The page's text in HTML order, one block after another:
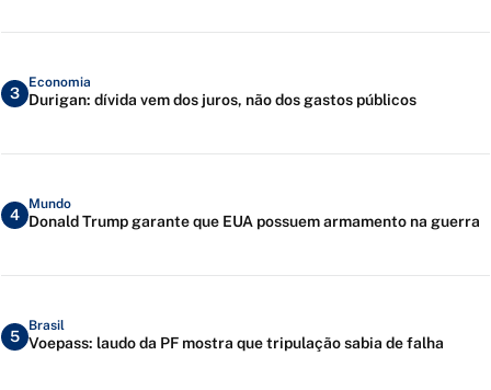
3
Economia
Durigan: dívida vem dos juros, não dos gastos públicos
4
Mundo
Donald Trump garante que EUA possuem armamento na guerra
5
Brasil
Voepass: laudo da PF mostra que tripulação sabia de falha